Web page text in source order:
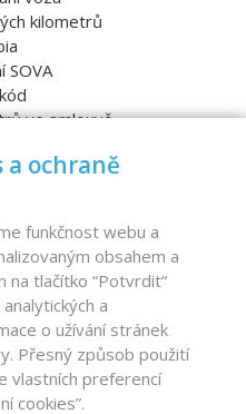
kilometrů
SOVA
ve smlouvě
vozů
koho je určen?
auto
auta
a ochraně
funkčnost webu a
obsahem a
na tlačítko “Potvrdit“
a
o užívání stránek
Přesný způsob použití
vlastních preferencí
cookies”.